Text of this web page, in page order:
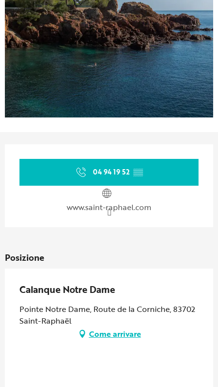
04 94 19 52 ▒▒
www.saint-raphael.com
Posizione
Calanque Notre Dame
Pointe Notre Dame, Route de la Corniche, 83702
Saint-Raphaël
Come arrivare